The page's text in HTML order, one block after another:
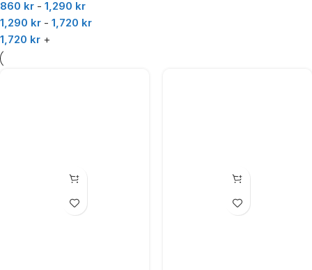
860 kr - 1,290 kr
1,290 kr - 1,720 kr
1,720 kr +